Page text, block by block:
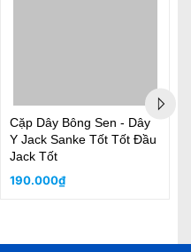
Cặp Dây Bông Sen - Dây
Y Jack Sanke Tốt Tốt Đầu
Jack Tốt
190.000₫